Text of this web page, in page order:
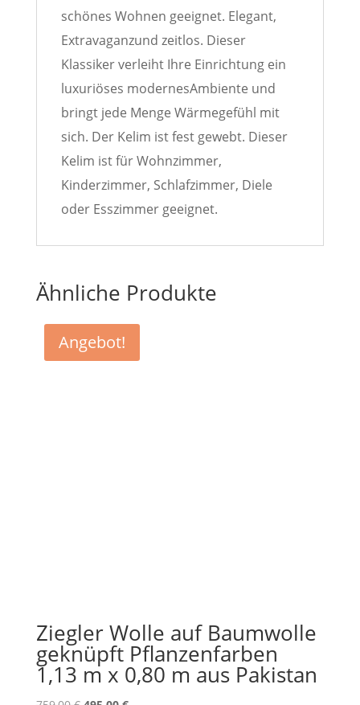
schönes Wohnen geeignet. Elegant,
Extravaganzund zeitlos. Dieser
Klassiker verleiht Ihre Einrichtung ein
luxuriöses modernesAmbiente und
bringt jede Menge Wärmegefühl mit
sich. Der Kelim ist fest gewebt. Dieser
Kelim ist für Wohnzimmer,
Kinderzimmer, Schlafzimmer, Diele
oder Esszimmer geeignet.
Ähnliche Produkte
Angebot!
Ziegler Wolle auf Baumwolle
geknüpft Pflanzenfarben
1,13 m x 0,80 m aus Pakistan